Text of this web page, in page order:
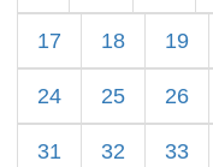
17 18 19
24 25 26
31 32 33